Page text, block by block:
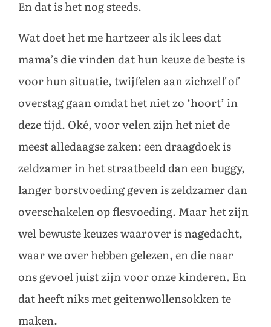
En dat is het nog steeds.
Wat doet het me hartzeer als ik lees dat
mama’s die vinden dat hun keuze de beste is
voor hun situatie, twijfelen aan zichzelf of
overstag gaan omdat het niet zo ‘hoort’ in
deze tijd. Oké, voor velen zijn het niet de
meest alledaagse zaken: een draagdoek is
zeldzamer in het straatbeeld dan een buggy,
langer borstvoeding geven is zeldzamer dan
overschakelen op flesvoeding. Maar het zijn
wel bewuste keuzes waarover is nagedacht,
waar we over hebben gelezen, en die naar
ons gevoel juist zijn voor onze kinderen. En
dat heeft niks met geitenwollensokken te
maken.